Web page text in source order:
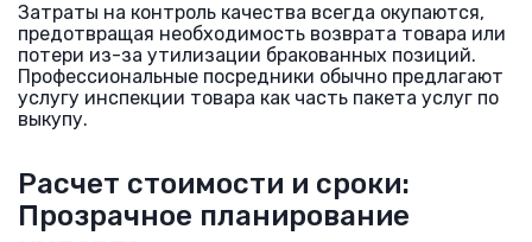
Затраты на контроль качества всегда окупаются,
предотвращая необходимость возврата товара или
потери из-за утилизации бракованных позиций.
Профессиональные посредники обычно предлагают
услугу инспекции товара как часть пакета услуг по
выкупу.
Расчет стоимости и сроки:
Прозрачное планирование